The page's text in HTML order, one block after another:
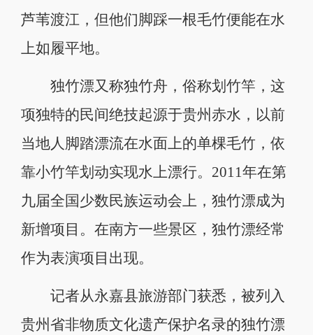
芦苇渡江，但他们脚踩一根毛竹便能在水
上如履平地。
独竹漂又称独竹舟，俗称划竹竿，这
项独特的民间绝技起源于贵州赤水，以前
当地人脚踏漂流在水面上的单棵毛竹，依
靠小竹竿划动实现水上漂行。2011年在第
九届全国少数民族运动会上，独竹漂成为
新增项目。在南方一些景区，独竹漂经常
作为表演项目出现。
记者从永嘉县旅游部门获悉，被列入
贵州省非物质文化遗产保护名录的独竹漂